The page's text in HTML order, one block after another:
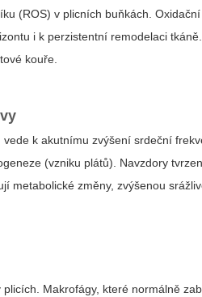
(ROS) v plicních buňkách.
i k perzistentní remodelaci
kouře.
k akutnímu zvýšení srdeční
(vzniku plátů). Navzdory
metabolické změny, zvýšenou
Makrofágy, které normálně